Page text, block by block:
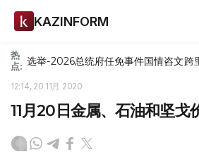
KAZINFORM
热
点: 选举-2026总统府任免事件国情咨文跨
12:14, 20 11月 2020
11月20日金属、石油和坚戈